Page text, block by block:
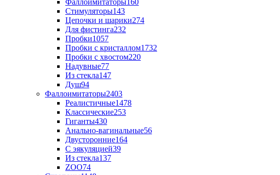
Фаллоимитаторы160
Стимуляторы143
Цепочки и шарики274
Для фистинга232
Пробки1057
Пробки с кристаллом1732
Пробки с хвостом220
Надувные77
Из стекла147
Душ94
Фаллоимитаторы2403
Реалистичные1478
Классические253
Гиганты430
Анально-вагинальные56
Двусторонние164
С эякуляцией39
Из стекла137
ZOO74